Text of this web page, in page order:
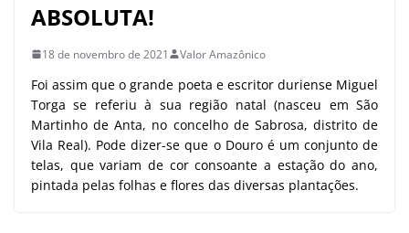
ABSOLUTA!
18 de novembro de 2021 Valor Amazônico
Foi assim que o grande poeta e escritor duriense Miguel
Torga se referiu à sua região natal (nasceu em São
Martinho de Anta, no concelho de Sabrosa, distrito de
Vila Real). Pode dizer-se que o Douro é um conjunto de
telas, que variam de cor consoante a estação do ano,
pintada pelas folhas e flores das diversas plantações.